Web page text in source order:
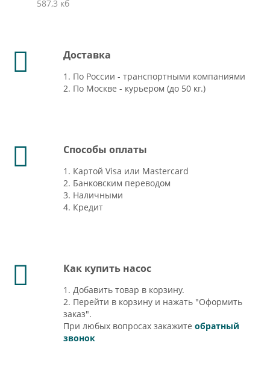
587,3 кб
Доставка
1. По России - транспортными компаниями
2. По Москве - курьером (до 50 кг.)
Способы оплаты
1. Картой Visa или Mastercard
2. Банковским переводом
3. Наличными
4. Кредит
Как купить насос
1. Добавить товар в корзину.
2. Перейти в корзину и нажать "Оформить
заказ".
При любых вопросах закажите обратный
звонок